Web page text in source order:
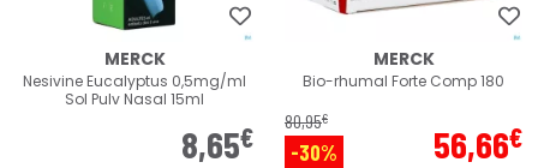
MERCK
Nesivine Eucalyptus 0,5mg/ml
Sol Pulv Nasal 15ml
8,65€
MERCK
Bio-rhumal Forte Comp 180
80,95€
-30% 56,66€